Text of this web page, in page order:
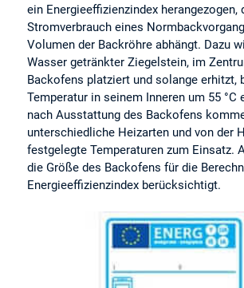
ein Energieeffizienzindex herangezogen,
Stromverbrauch eines
Volumen der Backröhre abhängt. Dazu
Wasser getränkter Ziegelstein, im
Backofens platziert und solange erhitzt,
Temperatur in seinem Inneren um 55 °C
nach Ausstattung des Backofens
unterschiedliche Heizarten und von der
festgelegte Temperaturen zum Einsatz.
die Größe des Backofens für die
Energieeffizienzindex berücksichtigt.